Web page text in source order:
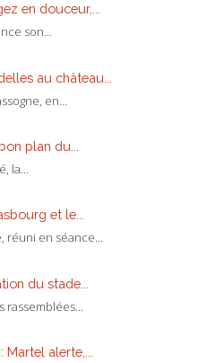
en douceur,...
son...
au château...
en...
plan du...
la...
et le...
réuni en séance...
du stade...
rassemblées...
alerte,...